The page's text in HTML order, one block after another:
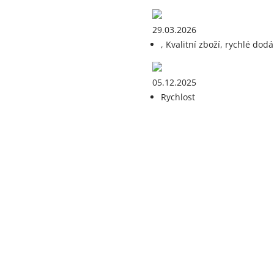
29.03.2026
, Kvalitní zboží, rychlé
05.12.2025
Rychlost